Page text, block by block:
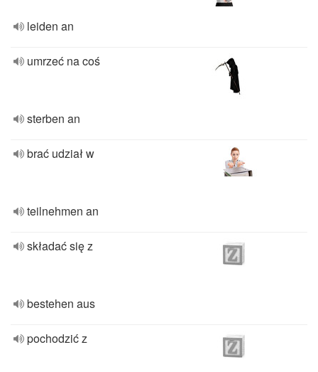
leiden an
umrzeć na coś
sterben an
brać udział w
teilnehmen an
składać się z
bestehen aus
pochodzić z